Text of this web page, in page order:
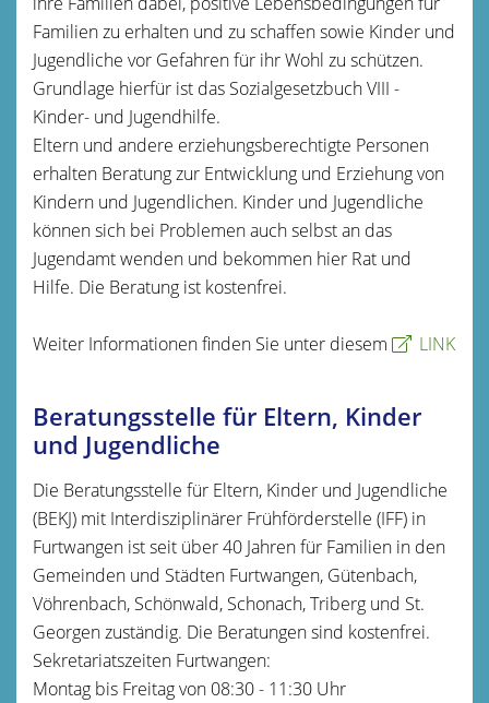
Familien zu erhalten und zu schaffen sowie Kinder und
Jugendliche vor Gefahren für ihr Wohl zu schützen.
Grundlage hierfür ist das Sozialgesetzbuch VIII -
Kinder- und Jugendhilfe.
Eltern und andere erziehungsberechtigte Personen
erhalten Beratung zur Entwicklung und Erziehung von
Kindern und Jugendlichen. Kinder und Jugendliche
können sich bei Problemen auch selbst an das
Jugendamt wenden und bekommen hier Rat und
Hilfe. Die Beratung ist kostenfrei.
Weiter Informationen finden Sie unter diesem LINK
Beratungsstelle für Eltern, Kinder
und Jugendliche
Die Beratungsstelle für Eltern, Kinder und Jugendliche
(BEKJ) mit Interdisziplinärer Frühförderstelle (IFF) in
Furtwangen ist seit über 40 Jahren für Familien in den
Gemeinden und Städten Furtwangen, Gütenbach,
Vöhrenbach, Schönwald, Schonach, Triberg und St.
Georgen zuständig. Die Beratungen sind kostenfrei.
Sekretariatszeiten Furtwangen:
Montag bis Freitag von 08:30 - 11:30 Uhr